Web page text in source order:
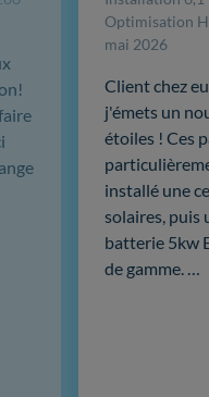
Optimisation
mai 2026
Client chez
j'émets un
étoiles ! Ces
installé une
solaires, puis
batterie 5kw
de gamme. …